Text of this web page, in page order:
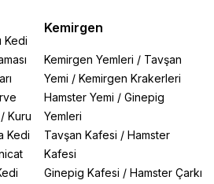
Kedi
/ Kuru
Kedi
Kemirgen
Kemirgen Yemleri / Tavşan
Yemi / Kemirgen Krakerleri
Hamster Yemi / Ginepig
Yemleri
Tavşan Kafesi / Hamster
Kafesi
Ginepig Kafesi / Hamster Çarkı